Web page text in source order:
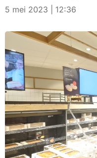
5 mei 2023 | 12:36